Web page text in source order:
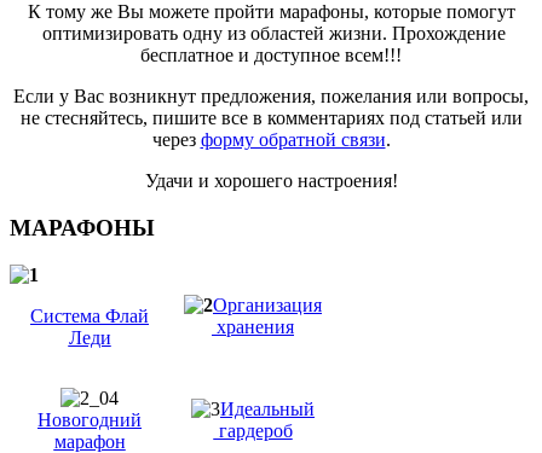
К тому же Вы можете пройти марафоны, которые помогут
оптимизировать одну из областей жизни. Прохождение
бесплатное и доступное всем!!!
Если у Вас возникнут предложения, пожелания или вопросы,
не стесняйтесь, пишите все в комментариях под статьей или
через форму обратной связи.
Удачи и хорошего настроения!
МАРАФОНЫ
Система Флай
Леди
Организация
хранения
Новогодний
марафон
Идеальный
гардероб